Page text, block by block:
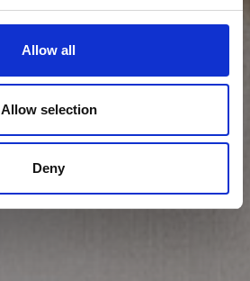
Allow all
Allow selection
Deny